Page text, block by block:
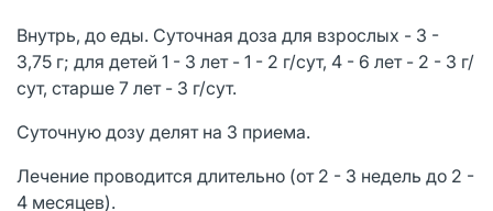
Внутрь, до еды. Суточная доза для взрослых - 3 -
3,75 г; для детей 1 - 3 лет - 1 - 2 г/сут, 4 - 6 лет - 2 - 3 г/
сут, старше 7 лет - 3 г/сут.
Суточную дозу делят на 3 приема.
Лечение проводится длительно (от 2 - 3 недель до 2 -
4 месяцев).